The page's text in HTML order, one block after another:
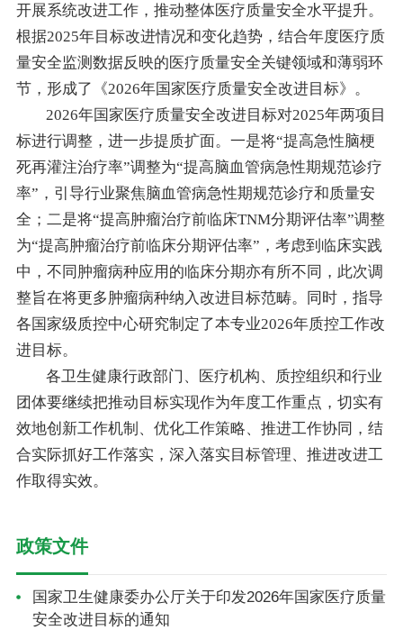
开展系统改进工作，推动整体医疗质量安全水平提升。
根据2025年目标改进情况和变化趋势，结合年度医疗质
量安全监测数据反映的医疗质量安全关键领域和薄弱环
节，形成了《2026年国家医疗质量安全改进目标》。
2026年国家医疗质量安全改进目标对2025年两项目
标进行调整，进一步提质扩面。一是将“提高急性脑梗
死再灌注治疗率”调整为“提高脑血管病急性期规范诊疗
率”，引导行业聚焦脑血管病急性期规范诊疗和质量安
全；二是将“提高肿瘤治疗前临床TNM分期评估率”调整
为“提高肿瘤治疗前临床分期评估率”，考虑到临床实践
中，不同肿瘤病种应用的临床分期亦有所不同，此次调
整旨在将更多肿瘤病种纳入改进目标范畴。同时，指导
各国家级质控中心研究制定了本专业2026年质控工作改
进目标。
各卫生健康行政部门、医疗机构、质控组织和行业
团体要继续把推动目标实现作为年度工作重点，切实有
效地创新工作机制、优化工作策略、推进工作协同，结
合实际抓好工作落实，深入落实目标管理、推进改进工
作取得实效。
政策文件
国家卫生健康委办公厅关于印发2026年国家医疗质量
安全改进目标的通知